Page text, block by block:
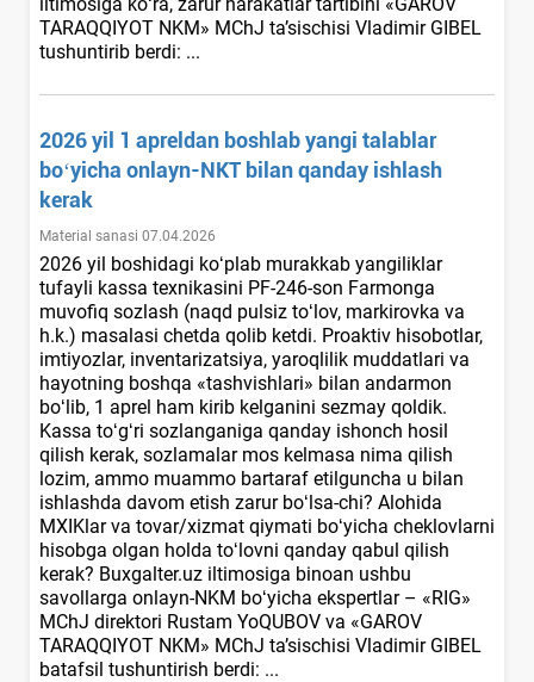
TARAQQIYOT NKM» MChJ ta’sischisi Vladimir GIBEL
tushuntirib berdi: ...
2026 yil 1 apreldan boshlab yangi talablar
boʻyicha onlayn-NKT bilan qanday ishlash
kerak
Material sanasi 07.04.2026
2026 yil boshidagi koʻplab murakkab yangiliklar
tufayli kassa teхnikasini PF-246-son Farmonga
muvofiq sozlash (naqd pulsiz toʻlov, markirovka va
h.k.) masalasi chetda qolib ketdi. Proaktiv hisobotlar,
imtiyozlar, inventarizatsiya, yaroqlilik muddatlari va
hayotning boshqa «tashvishlari» bilan andarmon
boʻlib, 1 aprel ham kirib kelganini sezmay qoldik.
Kassa toʻgʻri sozlanganiga qanday ishonch hosil
qilish kerak, sozlamalar mos kelmasa nima qilish
lozim, ammo muammo bartaraf etilguncha u bilan
ishlashda davom etish zarur boʻlsa-chi? Alohida
MXIKlar va tovar/хizmat qiymati boʻyicha cheklovlarni
hisobga olgan holda toʻlovni qanday qabul qilish
kerak? Buxgalter.uz iltimosiga binoan ushbu
savollarga onlayn-NKM boʻyicha ekspertlar – «RIG»
MChJ direktori Rustam YoQUBOV va «GAROV
TARAQQIYOT NKM» MChJ ta’sischisi Vladimir GIBEL
batafsil tushuntirish berdi: ...